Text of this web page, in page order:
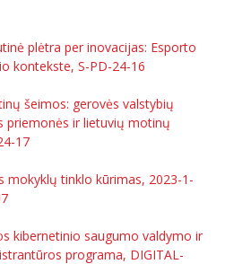
plėtra per inovacijas: Esporto
kontekste, S-PD-24-16
šeimos: gerovės valstybių
priemonės ir lietuvių motinų
17
mokyklų tinklo kūrimas, 2023-1-
kibernetinio saugumo valdymo ir
programa, DIGITAL-